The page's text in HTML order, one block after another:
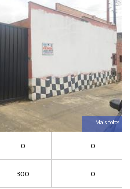
Mais fotos
0 0
300 0